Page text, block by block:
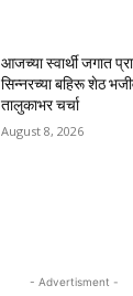
आजच्या स्वार्थी जगात
सिन्नरच्या बहिरू शेठ
तालुकाभर चर्चा
August 8, 2026
- Advertisment -